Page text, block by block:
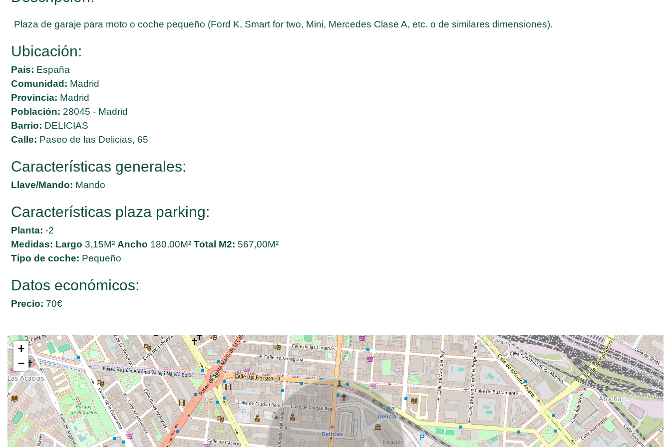
Plaza de garaje para moto o coche pequeño (Ford K, Smart for two, Mini, Mercedes Clase A, etc. o de similares dimensiones).
Ubicación:
País: España
Comunidad: Madrid
Provincia: Madrid
Población: 28045 - Madrid
Barrio: DELICIAS
Calle: Paseo de las Delicias, 65
Características generales:
Llave/Mando: Mando
Características plaza parking:
Planta: -2
Medidas: Largo 3,15M² Ancho 180,00M² Total M2: 567,00M²
Tipo de coche: Pequeño
Datos económicos:
Precio: 70€
+
−